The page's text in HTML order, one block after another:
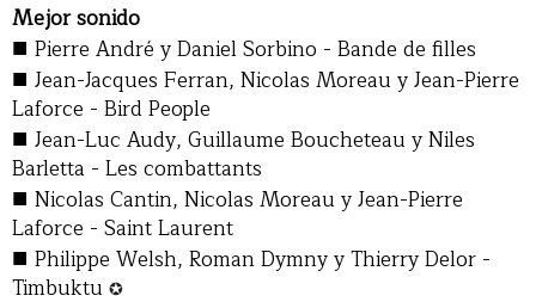
Mejor sonido
■ Pierre André y Daniel Sorbino - Bande de filles
■ Jean-Jacques Ferran, Nicolas Moreau y Jean-Pierre
Laforce - Bird People
■ Jean-Luc Audy, Guillaume Boucheteau y Niles
Barletta - Les combattants
■ Nicolas Cantin, Nicolas Moreau y Jean-Pierre
Laforce - Saint Laurent
■ Philippe Welsh, Roman Dymny y Thierry Delor -
Timbuktu ✪